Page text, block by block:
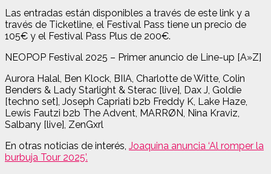
Las entradas están disponibles a través de este link y a
través de Ticketline, el Festival Pass tiene un precio de
105€ y el Festival Pass Plus de 200€.
NEOPOP Festival 2025 – Primer anuncio de Line-up [A»Z]
Aurora Halal, Ben Klock, BIIA, Charlotte de Witte, Colin
Benders & Lady Starlight & Sterac [live], Dax J, Goldie
[techno set], Joseph Capriati b2b Freddy K, Lake Haze,
Lewis Fautzi b2b The Advent, MARRØN, Nina Kraviz,
Salbany [live], ZenGxrl
En otras noticias de interés, Joaquina anuncia ‘Al romper la
burbuja Tour 2025’.